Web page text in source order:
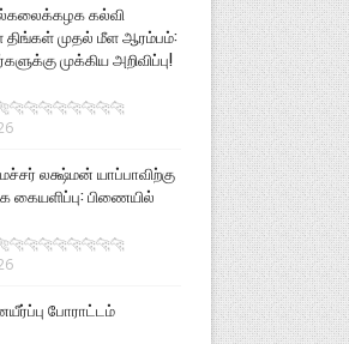
கல்வி
முதல் மீள ஆரம்பம்:
முக்கிய அறிவிப்பு!
லக்ஷ்மன் யாப்பாவிற்கு
கையளிப்பு: பிணையில்
போராட்டம்